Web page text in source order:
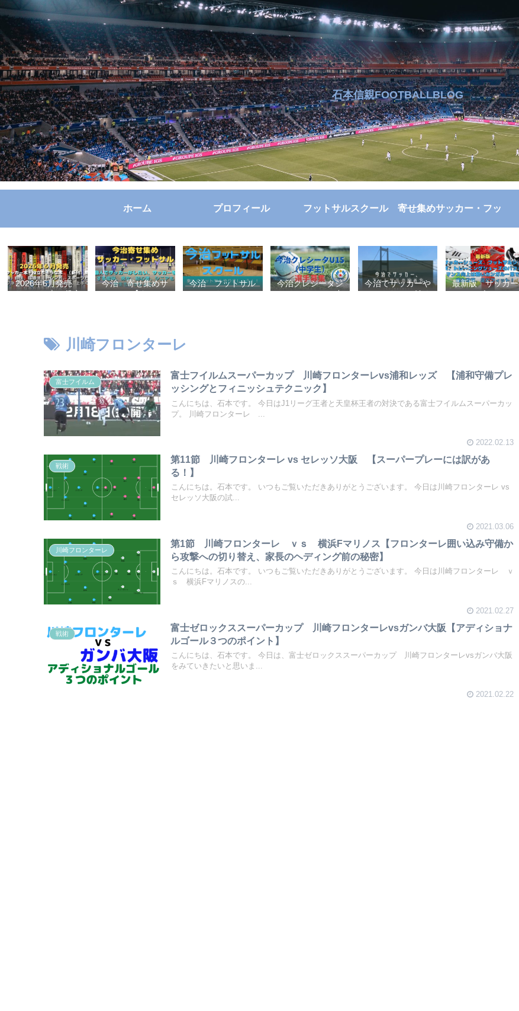
石本信親FOOTBALLBLOG
ホーム プロフィール フットサルスクール 寄せ集めサッカー・フッ
トサル
2026年6月発売
サッカー本＋役立
ド、スポーツビジ
ネス、高校サッカ
手くなる方法を見
つけよう！
今治 寄せ集めサ
ッカー【タマケ
所、男女、初心
者、シニアも学生
【タマケル】
今治 フットサル
スクール
今治クレシータジ
ュニアユース（中
今治でサッカーや
フットサルの始め
最新版 サッカー
シューズ、フット
ト！
川崎フロンターレ
富士フイルム
富士フイルムスーパーカップ 川崎フロンターレvs浦和レッズ 【浦和守備プレ
ッシングとフィニッシュテクニック】
こんにちは、石本です。 今日はJ1リーグ王者と天皇杯王者の対決である富士フイルムスーパーカッ
プ。 川崎フロンターレ ...
2022.02.13
戦術
第11節 川崎フロンターレ vs セレッソ大阪 【スーパープレーには訳があ
る！】
こんにちは。石本です。 いつもご覧いただきありがとうございます。 今日は川崎フロンターレ vs
セレッソ大阪の試...
2021.03.06
川崎フロンターレ
第1節 川崎フロンターレ ｖｓ 横浜Fマリノス【フロンターレ囲い込み守備か
ら攻撃への切り替え、家長のヘディング前の秘密】
こんにちは。石本です。 いつもご覧いただきありがとうございます。 今日は川崎フロンターレ ｖ
ｓ 横浜Fマリノスの...
2021.02.27
戦術
富士ゼロックススーパーカップ 川崎フロンターレvsガンバ大阪【アディショナ
ルゴール３つのポイント】
こんにちは、石本です。 今日は、富士ゼロックススーパーカップ 川崎フロンターレvsガンバ大阪
をみていきたいと思いま...
2021.02.22